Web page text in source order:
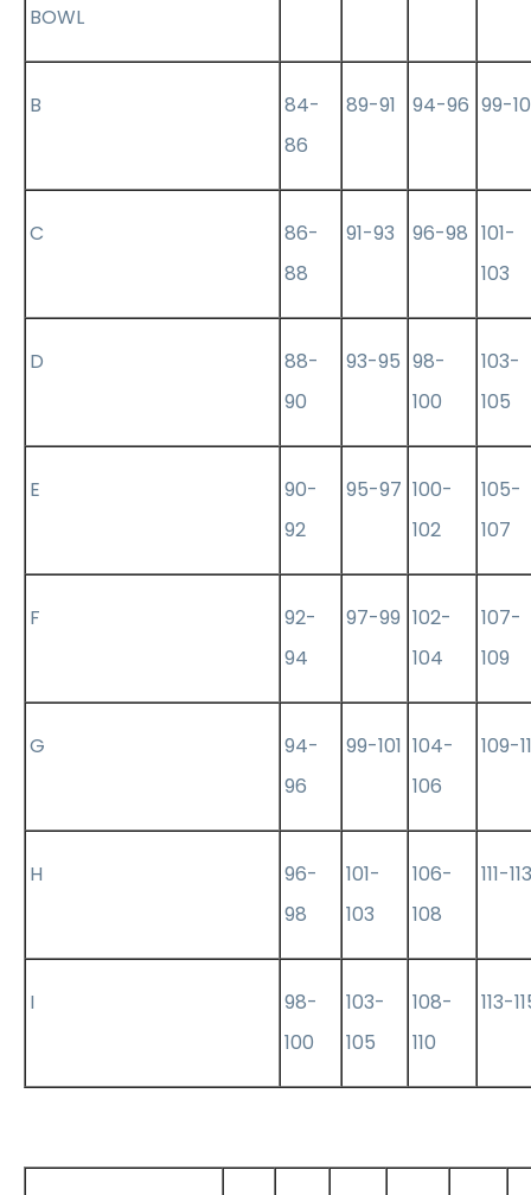
BOWL
B
84-
86
89-91 94-96 99-
C
86-
88
91-93 96-98 101-
103
D
88-
90
93-95 98-
100
103-
105
E
90-
92
95-97 100-
102
105-
107
F
92-
94
97-99 102-
104
107-
109
G
94-
96
99-101 104-
106
109-
H
96-
98
101-
103
106-
108
111-113
I
98-
100
103-
105
108-
110
113-